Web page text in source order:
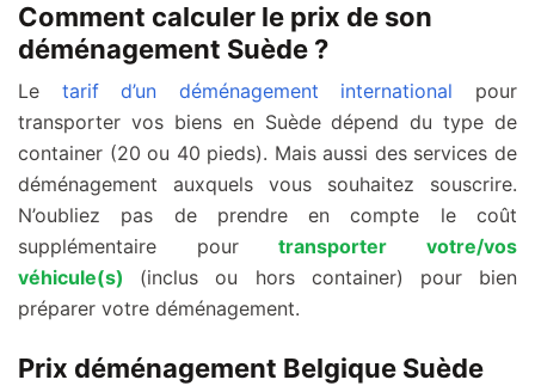
Comment calculer le prix de son
déménagement Suède ?
Le tarif d’un déménagement international pour
transporter vos biens en Suède dépend du type de
container (20 ou 40 pieds). Mais aussi des services de
déménagement auxquels vous souhaitez souscrire.
N’oubliez pas de prendre en compte le coût
supplémentaire pourtransporter votre/vos
véhicule(s)
(inclus ou hors container) pour bien
préparer votre déménagement.
Prix déménagement Belgique Suède